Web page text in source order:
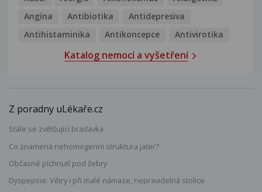
Angína
Antibiotika
Antidepresiva
Antihistaminika
Antikoncepce Antivirotika
Katalog nemocí a vyšetření
Z poradny uLékaře.cz
Stále se zvětšující bradavka
Co znamená nehomogenní struktura jater?
Občasné píchnutí pod žebry
Dyspepsie: Větry i při malé námaze, nepravidelná stolice